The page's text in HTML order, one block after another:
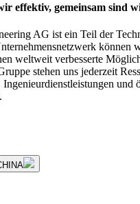
effektiv, gemeinsam sind
AG ist ein Teil der
können
weltweit verbesserte
stehen uns jederzeit
und